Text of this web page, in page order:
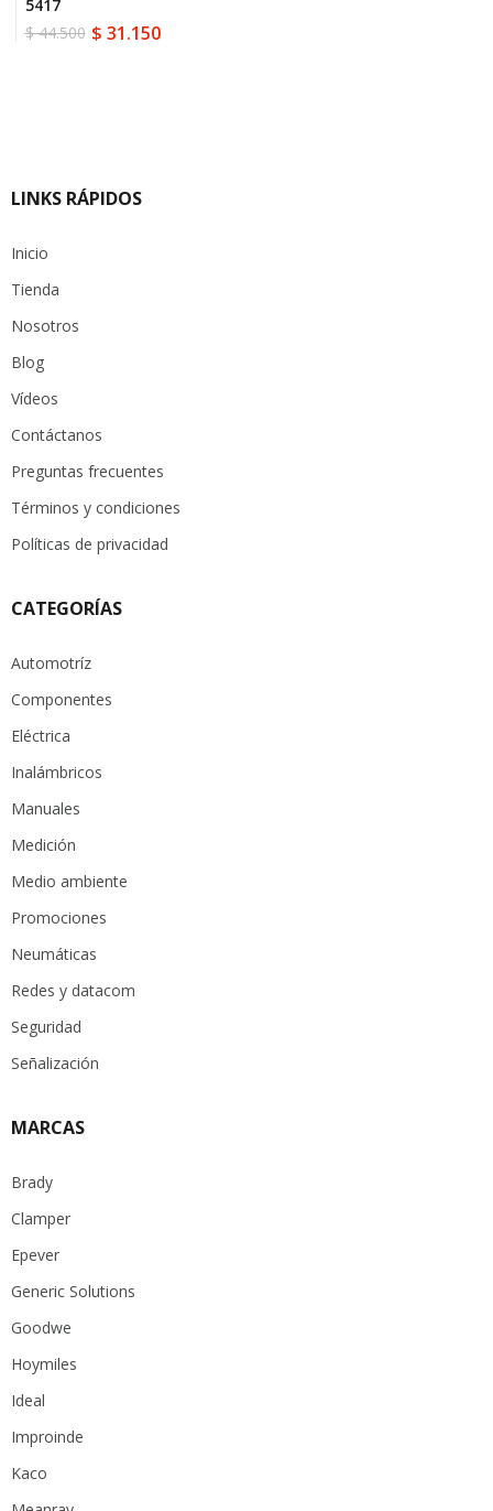
5417
$44.500
El $ 31.150
El
LINKS RÁPIDOS
Inicio
Tienda
Nosotros
Blog
Vídeos
Contáctanos
Preguntas frecuentes
Términos y condiciones
Políticas de privacidad
CATEGORÍAS
Automotríz
Componentes
Eléctrica
Inalámbricos
Manuales
Medición
Medio ambiente
Promociones
Neumáticas
Redes y datacom
Seguridad
Señalización
MARCAS
Brady
Clamper
Epever
Generic Solutions
Goodwe
Hoymiles
Ideal
Improinde
Kaco